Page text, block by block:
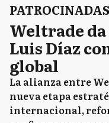
PATROCINADAS
Weltrade
Luis Díaz
global
La alianza entre
nueva etapa
internacional,